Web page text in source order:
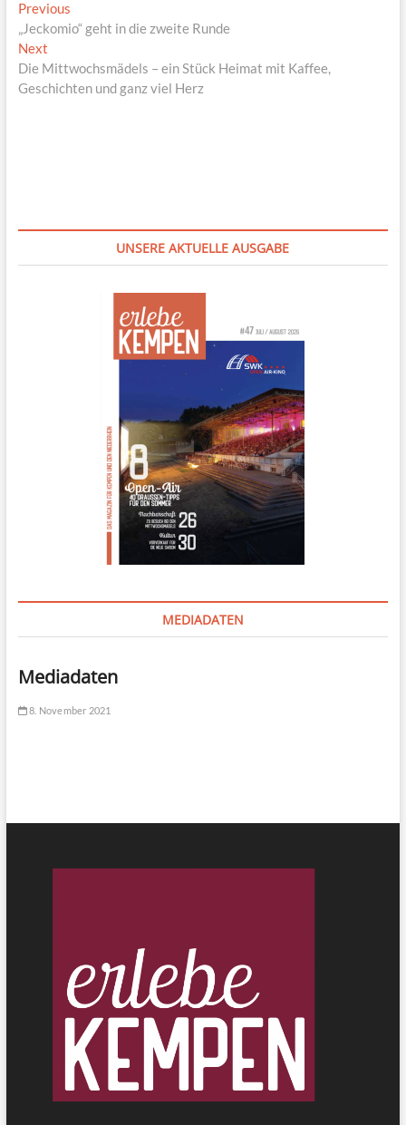
Beitragsnavigation
PreviousPrevious
post:
„Jeckomio“ geht in die zweite Runde
NextNext
post:
Die Mittwochsmädels – ein Stück Heimat mit Kaffee,
Geschichten und ganz viel Herz
UNSERE AKTUELLE AUSGABE
MEDIADATEN
Mediadaten
8. November 2021